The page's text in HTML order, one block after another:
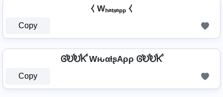
⧼ Wₕₐₜₛₐₚₚ ⧼
Copy
ᎶⷯᎧⷠᎧⷠᏦⷠ WԋαƚʂAρρ ᎶⷯᎧⷠᎧⷠᏦⷠ
Copy